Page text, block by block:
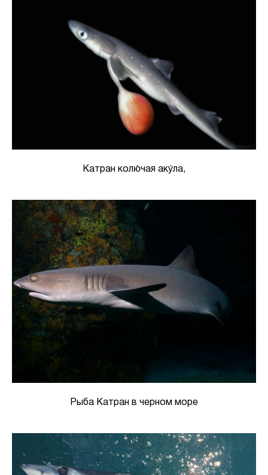
Катран колю́чая аку́ла,
Рыба Катран в черном море